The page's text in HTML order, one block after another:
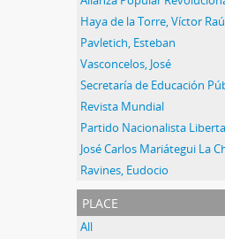
Haya de la Torre, Víctor
Pavletich, Esteban
Vasconcelos, José
Revista Mundial
José Carlos Mariátegui La
Ravines, Eudocio
place
All